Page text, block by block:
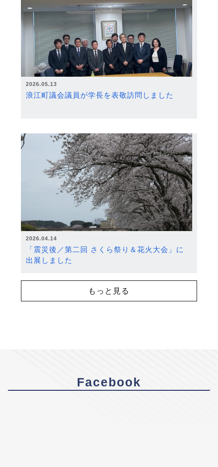
2026.05.13
浪江町議会議員が学長を表敬訪問しました
2026.04.14
「震災後／第二回 さくら祭り＆花火大会」に
出展しました
もっと見る
Facebook